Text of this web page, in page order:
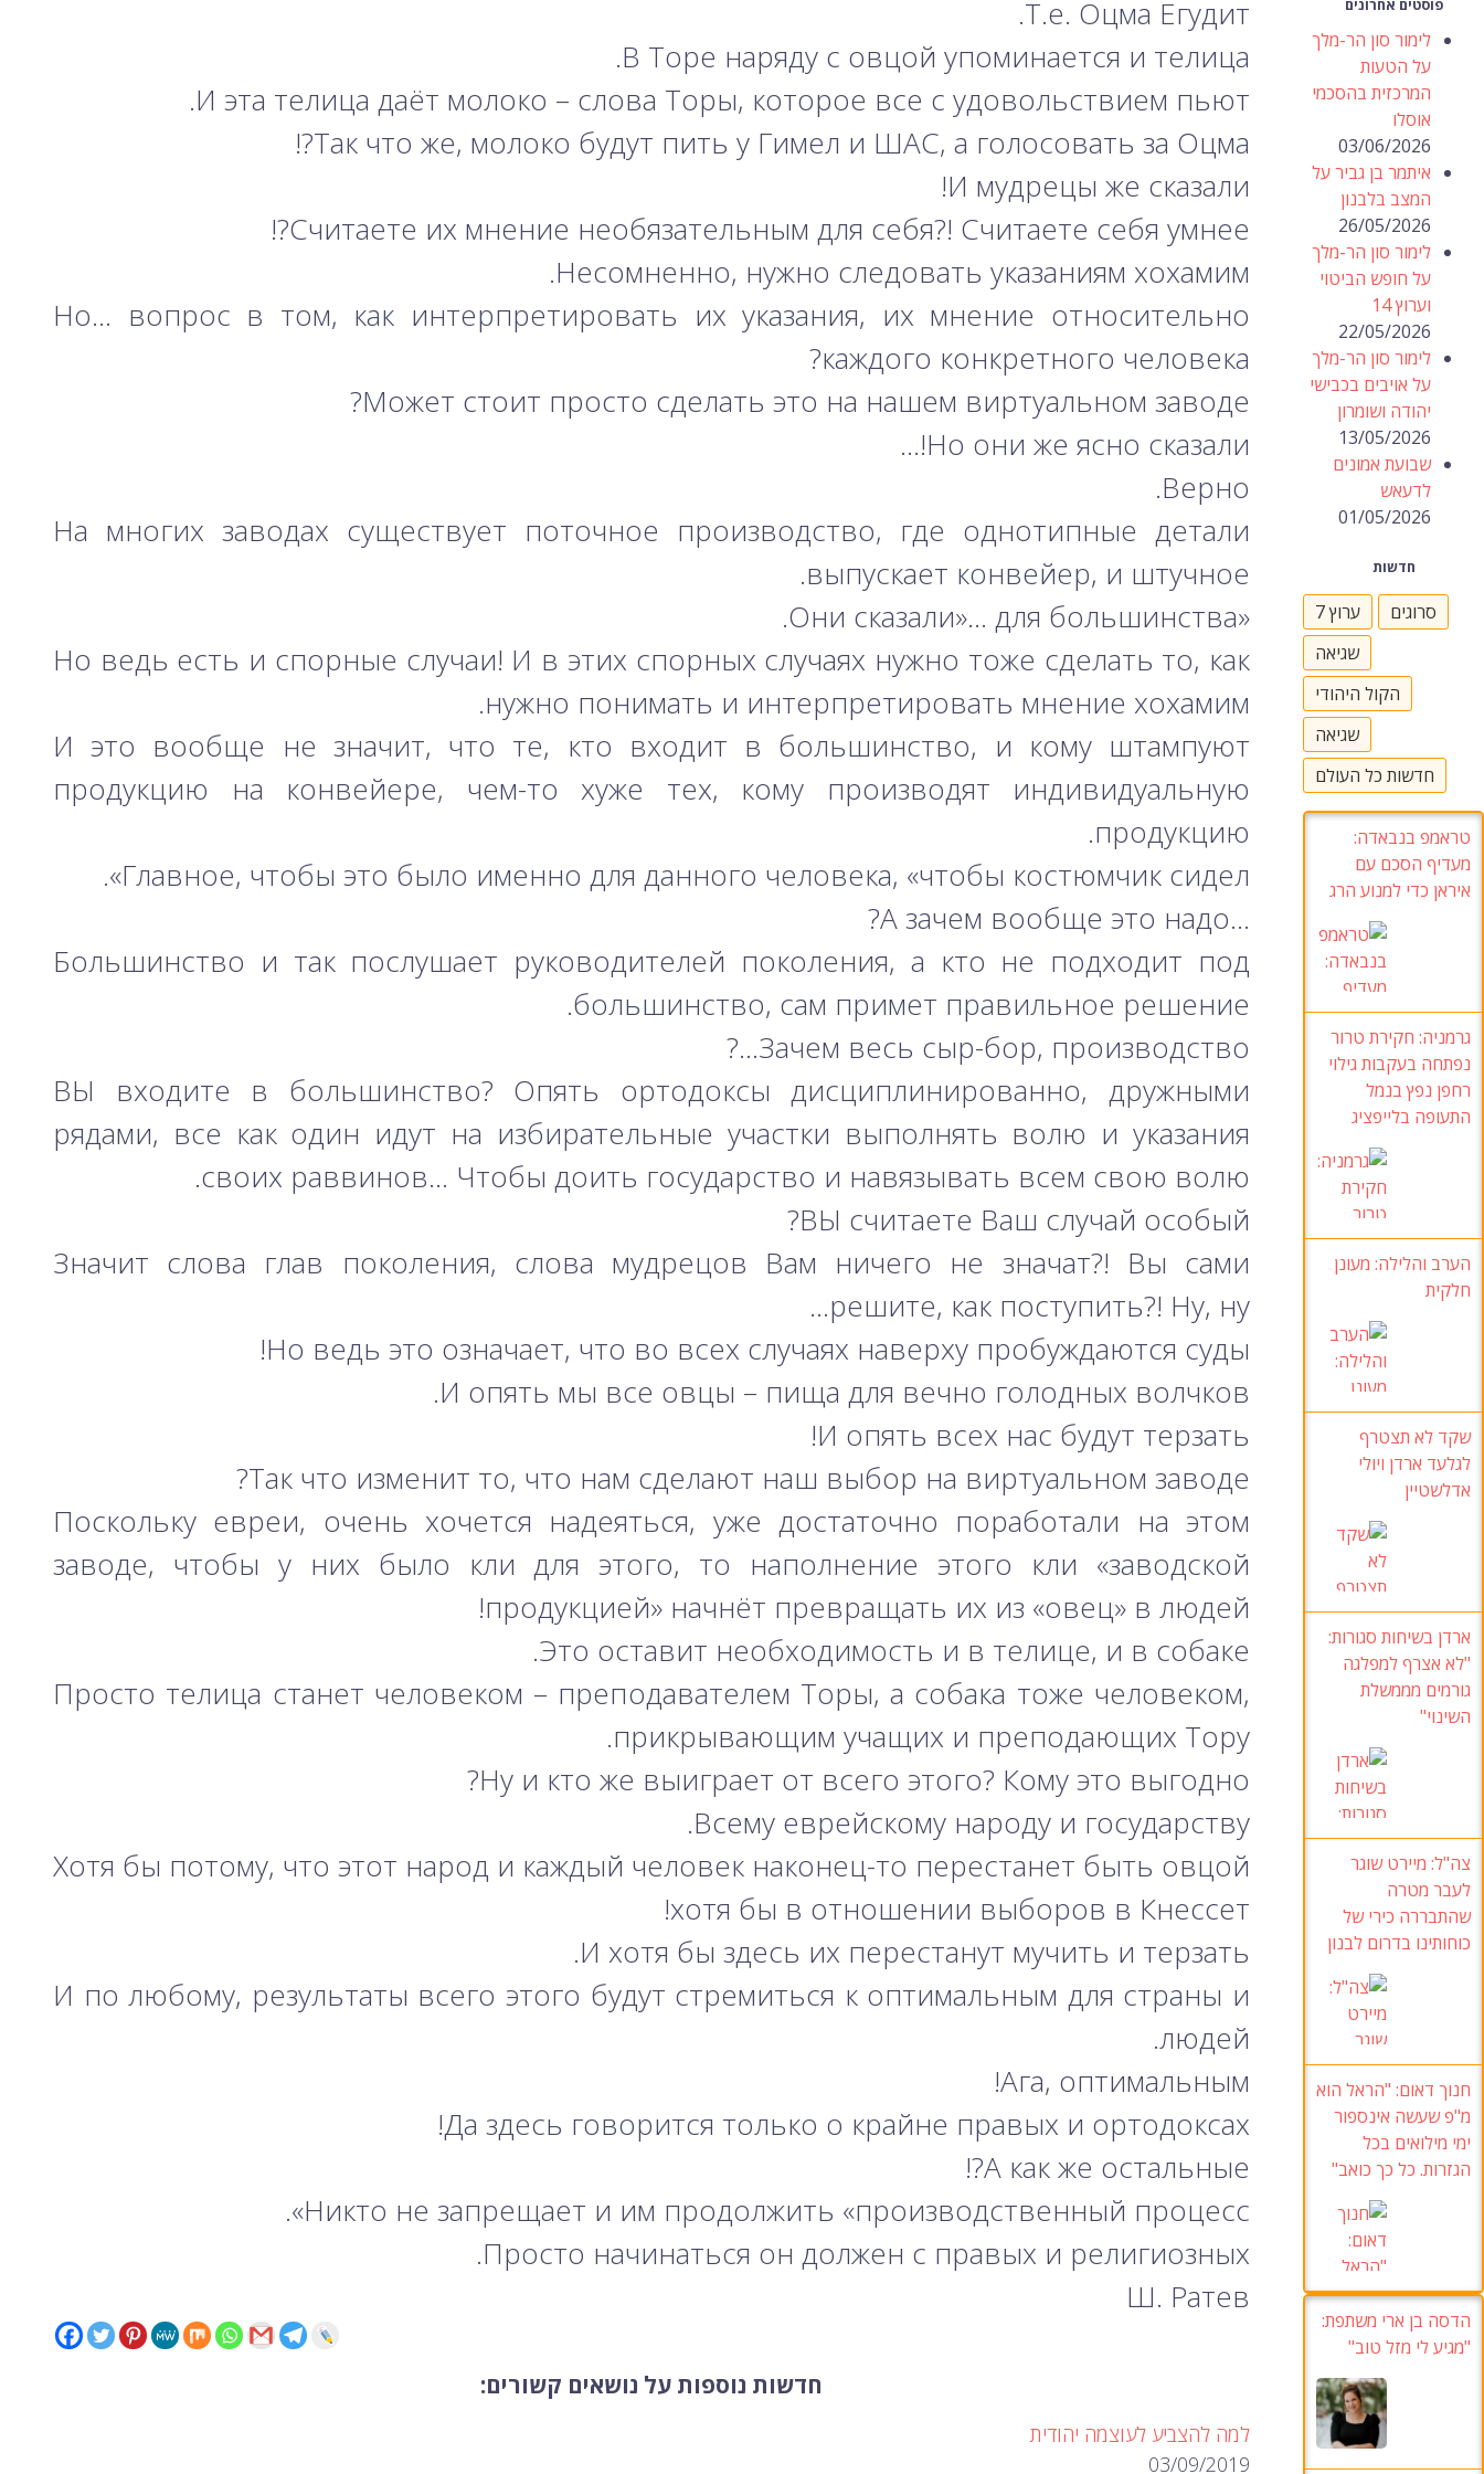
Т.е. Оцма Егудит.
В Торе наряду с овцой упоминается и телица.
И эта телица даёт молоко – слова Торы, которое все с удовольствием пьют.
Так что же, молоко будут пить у Гимел и ШАС, а голосовать за Оцма?!
И мудрецы же сказали!
Считаете их мнение необязательным для себя?! Считаете себя умнее?!
Несомненно, нужно следовать указаниям хохамим.
Но… вопрос в том, как интерпретировать их указания, их мнение относительно
каждого конкретного человека?
Может стоит просто сделать это на нашем виртуальном заводе?
Но они же ясно сказали!…
Верно.
На многих заводах существует поточное производство, где однотипные детали
выпускает конвейер, и штучное.
«Они сказали»… для большинства.
Но ведь есть и спорные случаи! И в этих спорных случаях нужно тоже сделать то, как
нужно понимать и интерпретировать мнение хохамим.
И это вообще не значит, что те, кто входит в большинство, и кому штампуют
продукцию на конвейере, чем-то хуже тех, кому производят индивидуальную
продукцию.
Главное, чтобы это было именно для данного человека, «чтобы костюмчик сидел».
…А зачем вообще это надо?
Большинство и так послушает руководителей поколения, а кто не подходит под
большинство, сам примет правильное решение.
Зачем весь сыр-бор, производство…?
ВЫ входите в большинство? Опять ортодоксы дисциплинированно, дружными
рядами, все как один идут на избирательные участки выполнять волю и указания
своих раввинов… Чтобы доить государство и навязывать всем свою волю.
ВЫ считаете Ваш случай особый?
Значит слова глав поколения, слова мудрецов Вам ничего не значат?! Вы сами
решите, как поступить?! Ну, ну…
Но ведь это означает, что во всех случаях наверху пробуждаются суды!
И опять мы все овцы – пища для вечно голодных волчков.
И опять всех нас будут терзать!
Так что изменит то, что нам сделают наш выбор на виртуальном заводе?
Поскольку евреи, очень хочется надеяться, уже достаточно поработали на этом
заводе, чтобы у них было кли для этого, то наполнение этого кли «заводской
продукцией» начнёт превращать их из «овец» в людей!
Это оставит необходимость и в телице, и в собаке.
Просто телица станет человеком – преподавателем Торы, а собака тоже человеком,
прикрывающим учащих и преподающих Тору.
Ну и кто же выиграет от всего этого? Кому это выгодно?
Всему еврейскому народу и государству.
Хотя бы потому, что этот народ и каждый человек наконец-то перестанет быть овцой
хотя бы в отношении выборов в Кнессет!
И хотя бы здесь их перестанут мучить и терзать.
И по любому, результаты всего этого будут стремиться к оптимальным для страны и
людей.
Ага, оптимальным!
Да здесь говорится только о крайне правых и ортодоксах!
А как же остальные?!
Никто не запрещает и им продолжить «производственный процесс».
Просто начинаться он должен с правых и религиозных.
Ш. Ратев
חדשות נוספות על נושאים קשורים:
למה להצביע לעוצמה יהודית
03/09/2019
פוסטים אחרונים
לימור סון הר-מלך
על הטעות
המרכזית בהסכמי
אוסלו
03/06/2026
איתמר בן גביר על
המצב בלבנון
26/05/2026
לימור סון הר-מלך
על חופש הביטוי
וערוץ 14
22/05/2026
לימור סון הר-מלך
על אויבים בכבישי
יהודה ושומרון
13/05/2026
שבועת אמונים
לדעאש
01/05/2026
חדשות
ערוץ 7
סרוגים
שגיאה
הקול היהודי
שגיאה
חדשות כל העולם
טראמפ בנבאדה:
מעדיף הסכם עם
איראן כדי למנוע הרג
גרמניה: חקירת טרור
נפתחה בעקבות גילוי
רחפן נפץ בנמל
התעופה בלייפציג
הערב והלילה: מעונן
חלקית
שקד לא תצטרף
לגלעד ארדן ויולי
אדלשטיין
ארדן בשיחות סגורות:
"לא אצרף למפלגה
גורמים מממשלת
השינוי"
צה"ל: מיירט שוגר
לעבר מטרה
שהתבררה כירי של
כוחותינו בדרום לבנון
חנוך דאום: "הראל הוא
מ"פ שעשה אינספור
ימי מילואים בכל
הגזרות. כל כך כואב"
הדסה בן ארי משתפת:
"מגיע לי מזל טוב"